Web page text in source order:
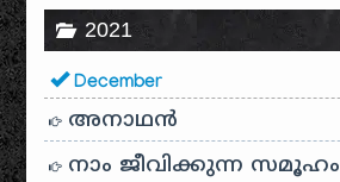
2021
December
അനാഥന്‍
നാം ജീവിക്കുന്ന സമൂഹം